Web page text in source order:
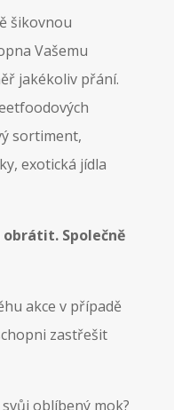
šikovnou
Vašemu
jakékoliv přání.
sortiment,
exotická jídla
obrátit. Společně
akce v případě
zastřešit
oblíbený mok?